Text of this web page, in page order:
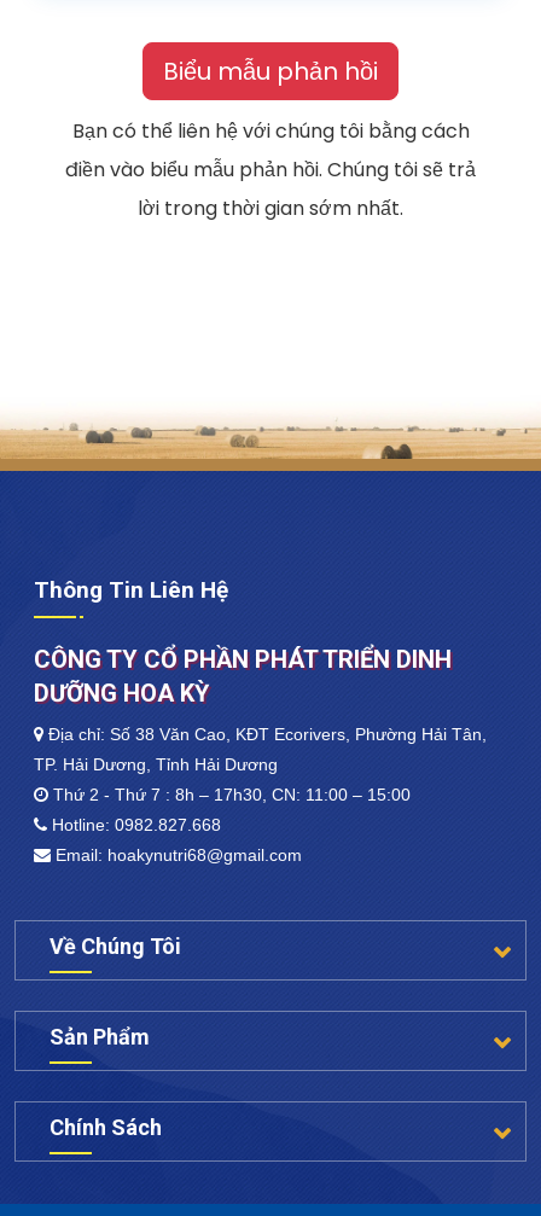
Biểu mẫu phản hồi
Bạn có thể liên hệ với chúng tôi bằng cách
điền vào biểu mẫu phản hồi. Chúng tôi sẽ trả
lời trong thời gian sớm nhất.
Thông Tin Liên Hệ
CÔNG TY CỔ PHẦN PHÁT TRIỂN DINH
DƯỠNG HOA KỲ
Địa chỉ: Số 38 Văn Cao, KĐT Ecorivers, Phường Hải Tân,
TP. Hải Dương, Tỉnh Hải Dương
Thứ 2 - Thứ 7 : 8h – 17h30, CN: 11:00 – 15:00
Hotline: 0982.827.668
Email: hoakynutri68@gmail.com
Về Chúng Tôi
Sản Phẩm
Chính Sách